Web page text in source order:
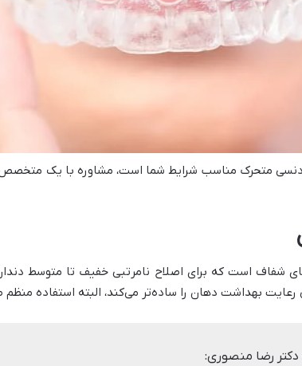
متحرک مناسب شرایط شما است، مشاوره با یک
شفاف است که برای اصلاح نامرتبی خفیف تا متوسط
رعایت بهداشت دهان را ساده‌تر می‌کند، البته استفاده
دکتر رضا منصوری: